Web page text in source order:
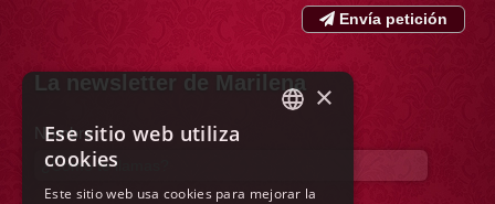
Envía petición
La newsletter de Marilena
Nombre
×
Ese sitio web utiliza
cookies
Este sitio web usa cookies para mejorar la